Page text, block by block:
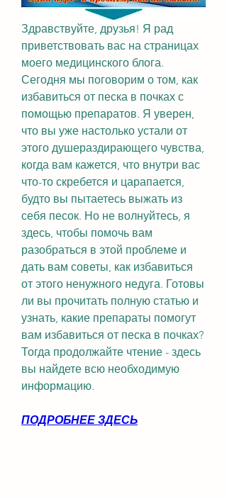
Здравствуйте, друзья! Я рад
приветствовать вас на страницах
моего медицинского блога.
Сегодня мы поговорим о том, как
избавиться от песка в почках с
помощью препаратов. Я уверен,
что вы уже настолько устали от
этого душераздирающего чувства,
когда вам кажется, что внутри вас
что-то скребется и царапается,
будто вы пытаетесь выжать из
себя песок. Но не волнуйтесь, я
здесь, чтобы помочь вам
разобраться в этой проблеме и
дать вам советы, как избавиться
от этого ненужного недуга. Готовы
ли вы прочитать полную статью и
узнать, какие препараты помогут
вам избавиться от песка в почках?
Тогда продолжайте чтение - здесь
вы найдете всю необходимую
информацию.
ПОДРОБНЕЕ ЗДЕСЬ